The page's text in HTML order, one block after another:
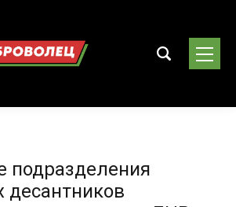
подразделения
десантников